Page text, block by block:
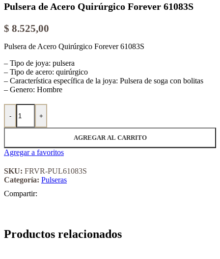
Pulsera de Acero Quirúrgico Forever 61083S
$ 8.525,00
Pulsera de Acero Quirúrgico Forever 61083S
– Tipo de joya: pulsera
– Tipo de acero: quirúrgico
– Característica específica de la joya: Pulsera de soga con bolitas
– Genero: Hombre
-
Pulsera de Acero Quirúrgico Forever 61083S cantidad
+
AGREGAR AL CARRITO
Agregar a favoritos
SKU: FRVR-PUL61083S
Categoría: Pulseras
Compartir:
Productos relacionados